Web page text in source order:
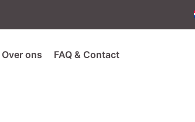
Over ons FAQ & Contact